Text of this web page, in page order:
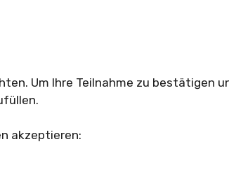
Um Ihre Teilnahme zu bestätigen
akzeptieren: